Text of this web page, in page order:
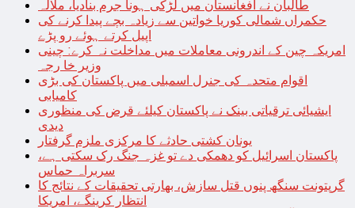
طالبان نے افغانستان میں لڑکی ہونا جرم بنادیا، ملالہ
حکمراں شمالی کوریا خواتین سے زیادہ بچے پیدا کرنے کی
اپیل کرتے ہوئے رو پڑے
امریکہ چین کے اندرونی معاملات میں مداخلت نہ کرے: چینی
وزیر خا رجہ
اقوام متحدہ کی جنرل اسمبلی میں پاکستان کی بڑی
کامیابی
ایشیائی ترقیاتی بینک نے پاکستان کیلئے قرض کی منظوری
دیدی
یونان کشتی حادثے کا مرکزی ملزم گرفتار
پاکستان اسرائیل کو دھمکی دے تو غزہ جنگ رک سکتی ہے،
سربراہ حماس
گرپتونت سنگھ پنوں قتل سازش، بھارتی تحقیقات کے نتائج کا
انتظار کرینگے، امریکا